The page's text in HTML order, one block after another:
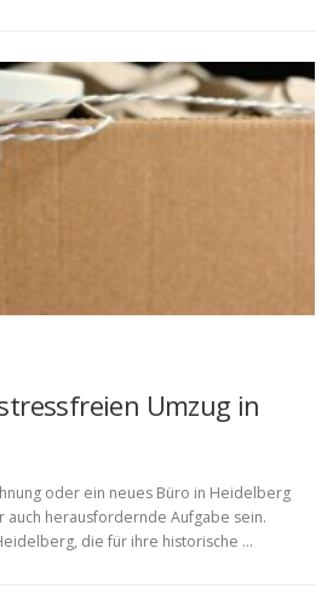
Umzug in
oder ein neues Büro in Heidelberg
auch herausfordernde Aufgabe sein.
die für ihre historische …